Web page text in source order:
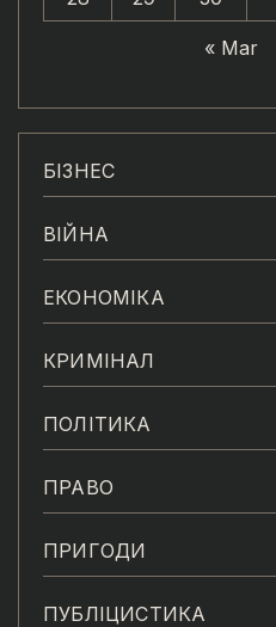
« Mar
БІЗНЕС
ВІЙНА
ЕКОНОМІКА
КРИМІНАЛ
ПОЛІТИКА
ПРАВО
ПРИГОДИ
ПУБЛІЦИСТИКА